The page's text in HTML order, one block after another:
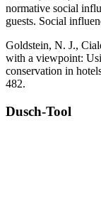
normative social
guests. Social
Goldstein, N. J.,
with a viewpoint:
conservation in
482.
Dusch-Tool